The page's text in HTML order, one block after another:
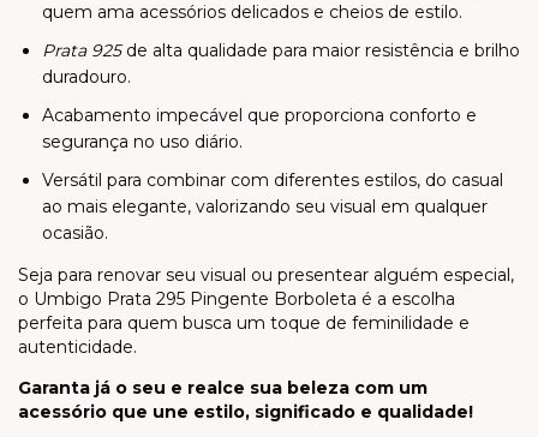
quem ama acessórios delicados e cheios de estilo.
Prata 925de alta qualidade para maior resistência e brilho
duradouro.
Acabamento impecável que proporciona conforto e
segurança no uso diário.
Versátil para combinar com diferentes estilos, do casual
ao mais elegante, valorizando seu visual em qualquer
ocasião.
Seja para renovar seu visual ou presentear alguém especial,
o Umbigo Prata 295 Pingente Borboleta é a escolha
perfeita para quem busca um toque de feminilidade e
autenticidade.
Garanta já o seu e realce sua beleza com um
acessório que une estilo, significado e qualidade!